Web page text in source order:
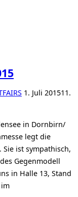
Veröffentlicht
1. Juli 201511.
in Dornbirn/
legt die
ist sympathisch,
Gegenmodell
in Halle 13, Stand